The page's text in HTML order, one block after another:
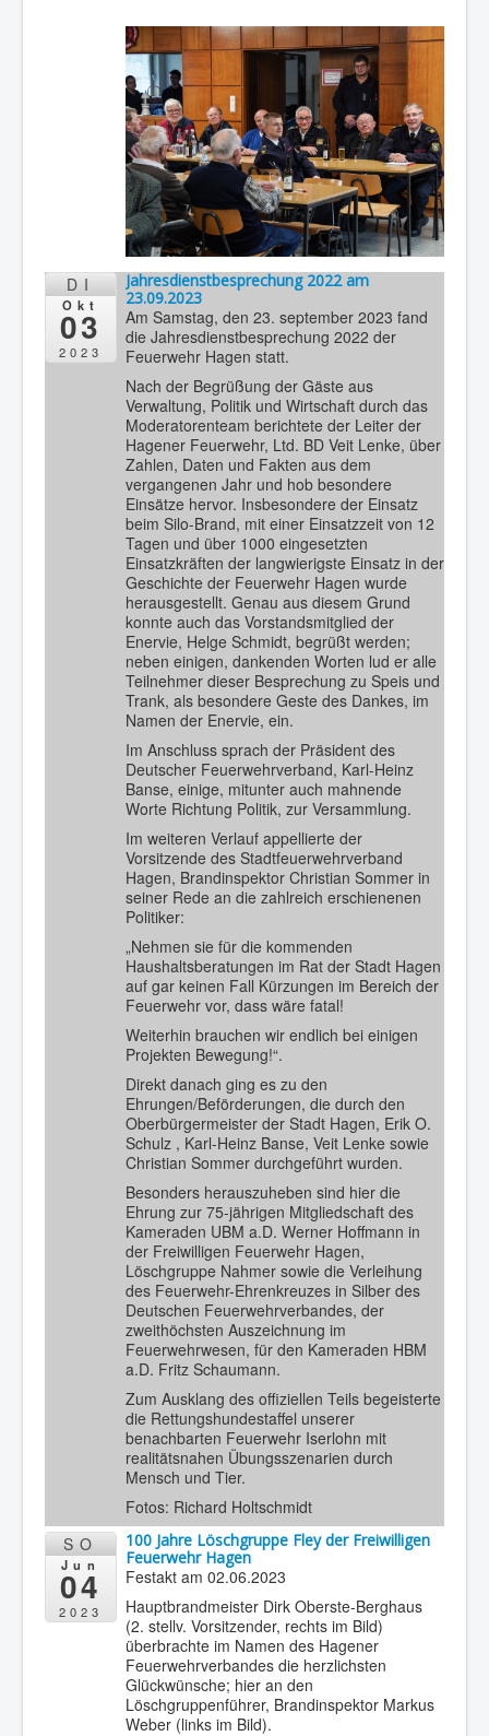
DI
Okt
03
2023
Jahresdienstbesprechung 2022 am
23.09.2023
Am Samstag, den 23. september 2023 fand
die Jahresdienstbesprechung 2022 der
Feuerwehr Hagen statt.
Nach der Begrüßung der Gäste aus
Verwaltung, Politik und Wirtschaft durch das
Moderatorenteam berichtete der Leiter der
Hagener Feuerwehr, Ltd. BD Veit Lenke, über
Zahlen, Daten und Fakten aus dem
vergangenen Jahr und hob besondere
Einsätze hervor. Insbesondere der Einsatz
beim Silo-Brand, mit einer Einsatzzeit von 12
Tagen und über 1000 eingesetzten
Einsatzkräften der langwierigste Einsatz in der
Geschichte der Feuerwehr Hagen wurde
herausgestellt. Genau aus diesem Grund
konnte auch das Vorstandsmitglied der
Enervie, Helge Schmidt, begrüßt werden;
neben einigen, dankenden Worten lud er alle
Teilnehmer dieser Besprechung zu Speis und
Trank, als besondere Geste des Dankes, im
Namen der Enervie, ein.
Im Anschluss sprach der Präsident des
Deutscher Feuerwehrverband, Karl-Heinz
Banse, einige, mitunter auch mahnende
Worte Richtung Politik, zur Versammlung.
Im weiteren Verlauf appellierte der
Vorsitzende des Stadtfeuerwehrverband
Hagen, Brandinspektor Christian Sommer in
seiner Rede an die zahlreich erschienenen
Politiker:
„Nehmen sie für die kommenden
Haushaltsberatungen im Rat der Stadt Hagen
auf gar keinen Fall Kürzungen im Bereich der
Feuerwehr vor, dass wäre fatal!
Weiterhin brauchen wir endlich bei einigen
Projekten Bewegung!“.
Direkt danach ging es zu den
Ehrungen/Beförderungen, die durch den
Oberbürgermeister der Stadt Hagen, Erik O.
Schulz , Karl-Heinz Banse, Veit Lenke sowie
Christian Sommer durchgeführt wurden.
Besonders herauszuheben sind hier die
Ehrung zur 75-jährigen Mitgliedschaft des
Kameraden UBM a.D. Werner Hoffmann in
der Freiwilligen Feuerwehr Hagen,
Löschgruppe Nahmer sowie die Verleihung
des Feuerwehr-Ehrenkreuzes in Silber des
Deutschen Feuerwehrverbandes, der
zweithöchsten Auszeichnung im
Feuerwehrwesen, für den Kameraden HBM
a.D. Fritz Schaumann.
Zum Ausklang des offiziellen Teils begeisterte
die Rettungshundestaffel unserer
benachbarten Feuerwehr Iserlohn mit
realitätsnahen Übungsszenarien durch
Mensch und Tier.
Fotos: Richard Holtschmidt
SO
Jun
04
2023
100 Jahre Löschgruppe Fley der Freiwilligen
Feuerwehr Hagen
Festakt am 02.06.2023
Hauptbrandmeister Dirk Oberste-Berghaus
(2. stellv. Vorsitzender, rechts im Bild)
überbrachte im Namen des Hagener
Feuerwehrverbandes die herzlichsten
Glückwünsche; hier an den
Löschgruppenführer, Brandinspektor Markus
Weber (links im Bild).